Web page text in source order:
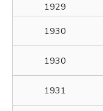
1929
1930
1930
1931